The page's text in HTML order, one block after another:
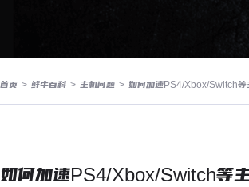
首页 > 鲜牛百科 > 主机问题 > 如何加速PS4/Xbox/Switch等
如何加速PS4/Xbox/Switch等主